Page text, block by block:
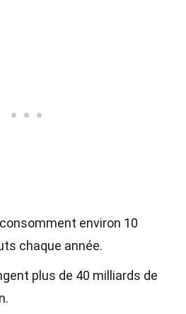
consomment environ 10
chaque année.
plus de 40 milliards de